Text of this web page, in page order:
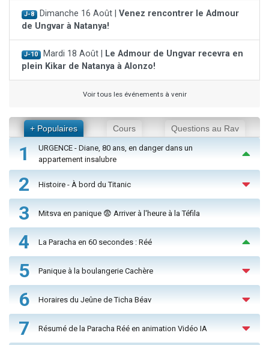
J-8 Dimanche 16 Août | Venez rencontrer le Admour
de Ungvar à Natanya!
J-10 Mardi 18 Août |
Le Admour de Ungvar recevra en
plein Kikar de Natanya à Alonzo!
Voir tous les événements à venir
+ Populaires Cours Questions au Rav
1
URGENCE - Diane, 80 ans, en danger dans un
appartement insalubre
2 Histoire - À bord du Titanic
3 Mitsva en panique 😨 Arriver à l'heure à la Téfila
4 La Paracha en 60 secondes : Réé
5 Panique à la boulangerie Cachère
6 Horaires du Jeûne de Ticha Béav
7 Résumé de la Paracha Réé en animation Vidéo IA